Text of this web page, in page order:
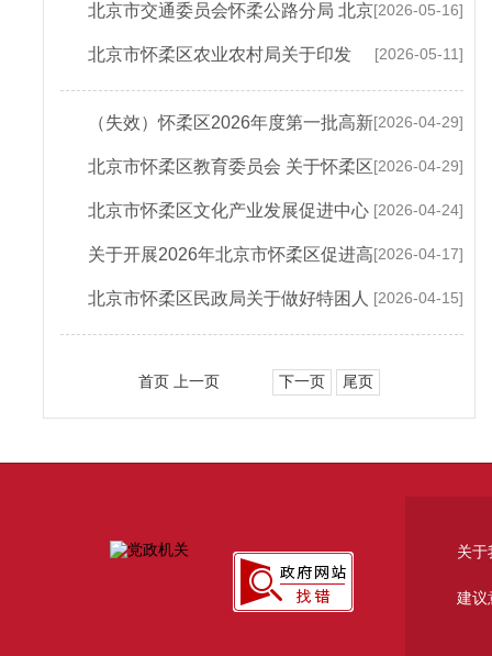
学城部分道路采取交通管理措施的通告[2026-05-16]
北京市交通委员会怀柔公路分局 北京
市公安局怀柔分局关于对怀柔区国道111...[2026-05-11]
北京市怀柔区农业农村局关于印发
《怀柔区农村地区清洁取暖工作方案》的通知
[2026-04-29]
（失效）怀柔区2026年度第一批高新
技术企业材料征集的工作通知 [2026-04-29]
北京市怀柔区教育委员会 关于怀柔区
2026年义务教育阶段入学工作的意见 [2026-04-24]
北京市怀柔区文化产业发展促进中心
关于印发《中国影都人工智能算力服务平...[2026-04-17]
关于开展2026年北京市怀柔区促进高
精尖产业高质量发展补贴办法相关项目申...[2026-04-15]
北京市怀柔区民政局关于做好特困人
员丧葬费工作的通知
首页 上一页 下一页 尾页
关于
建议